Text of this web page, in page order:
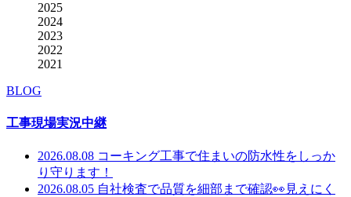
2025
2024
2023
2022
2021
BLOG
工事現場実況中継
2026.08.08 コーキング工事で住まいの防水性をしっか
り守ります！
2026.08.05 自社検査で品質を細部まで確認👀見えにく